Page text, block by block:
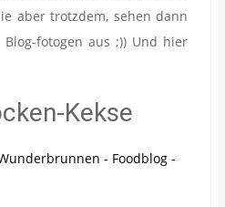
aber trotzdem, sehen dann
fotogen aus ;)) Und hier
Kekse